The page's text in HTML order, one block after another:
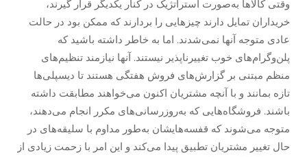
وقتی کالاها به‌صورت استراتژیک در کنار یکدیگر قرار گیرند،
خریداران تمایل دارند چیزهایی را بردارند که ممکن بود در حالت
عادی متوجه آنها نمی‌شدند. اما به خاطر داشته باشید که
پلن‌وگرام‌های خوب تغییرناپذیر نیستند. آنها نیازمند تنظیم‌های
منظم مبتنی بر گزارش‌های فروش هفتگی هستند تا دیسپلی‌ها
تازه بمانند و با آنچه مشتریان اکنون می‌خواهند مطابقت داشته
باشند. فروشگاه‌هایی که به‌روزرسانی‌های مکرر انجام می‌دهند،
متوجه می‌شوند که قفسه‌هایشان به‌طور مداوم با سلیقه‌های در
حال تغییر مشتریان تطبیق پیدا می‌کند و این امر با زحمت زیادی از